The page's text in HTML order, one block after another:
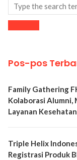
Pos-pos
Family Gathering
Kolaborasi Alumni,
Layanan
Triple Helix
Registrasi Produk